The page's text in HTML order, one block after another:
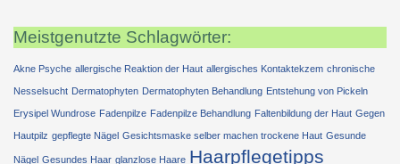
Meistgenutzte Schlagwörter:
Akne Psyche allergische Reaktion der Haut allergisches Kontaktekzem chronische
Nesselsucht Dermatophyten Dermatophyten Behandlung Entstehung von Pickeln
Erysipel Wundrose Fadenpilze Fadenpilze Behandlung Faltenbildung der Haut Gegen
Hautpilz gepflegte Nägel Gesichtsmaske selber machen trockene Haut Gesunde
Nägel Gesundes Haar glanzlose Haare Haarpflegetipps